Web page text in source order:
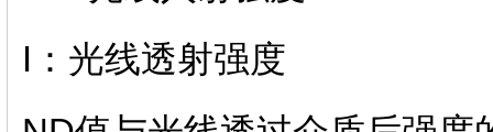
I：光线透射强度